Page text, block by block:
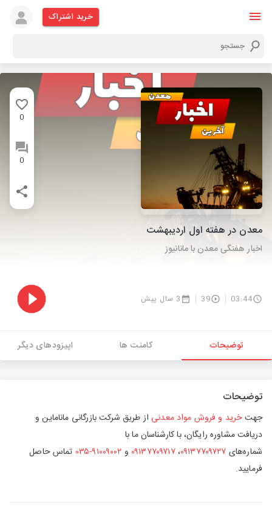
خرید اشتراک
0
0
معدن در هفته اول اردیبهشت
اخبار هفتگی معدن با مانانیوز
03:44
39 3 سال پیش
توضیحات کامنت ها اپیزودهای دیگر
توضیحات
جهتخرید و فروش مواد معدنی از طریق شرکت بازرگانی ماناماین و
دریافت مشاوره رایگان، با کارشناسان ما با
شماره‌های ۰۹۱۳۷۷۰۹۷۲۷،۰۹۱۳۷۷۰۹۷۱۷ و ۹۱۰۰۹۰۰۲-۰۳۵
تماس حاصل
فرمایید.